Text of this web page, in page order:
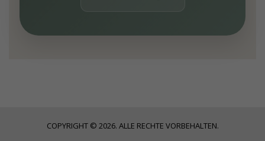
COPYRIGHT © 2026. ALLE RECHTE VORBEHALTEN.